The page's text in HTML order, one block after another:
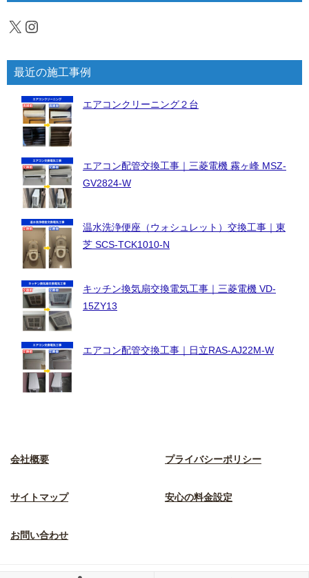
X Instagram
最近の施工事例
エアコンクリーニング２台
エアコン配管交換工事｜三菱電機 霧ヶ峰 MSZ-
GV2824-W
温水洗浄便座（ウォシュレット）交換工事｜東
芝 SCS-TCK1010-N
キッチン換気扇交換電気工事｜三菱電機 VD-
15ZY13
エアコン配管交換工事｜日立RAS-AJ22M-W
会社概要 プライバシーポリシー
サイトマップ 安心の料金設定
お問い合わせ